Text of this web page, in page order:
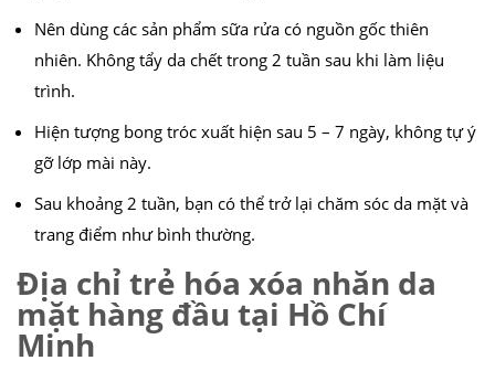
Nên dùng các sản phẩm sữa rửa có nguồn gốc thiên
nhiên. Không tẩy da chết trong 2 tuần sau khi làm liệu
trình.
Hiện tượng bong tróc xuất hiện sau 5 – 7 ngày, không tự ý
gỡ lớp mài này.
Sau khoảng 2 tuần, bạn có thể trở lại chăm sóc da mặt và
trang điểm như bình thường.
Địa chỉ trẻ hóa xóa nhăn da
mặt hàng đầu tại Hồ Chí
Minh